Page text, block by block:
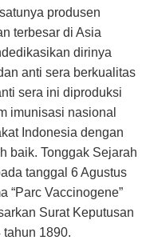
produsen
terbesar di Asia
dirinya
anti sera berkualitas
sera ini diproduksi
imunisasi nasional
Indonesia dengan
baik. Tonggak Sejarah
tanggal 6 Agustus
“Parc Vaccinogene”
Surat Keputusan
1890.